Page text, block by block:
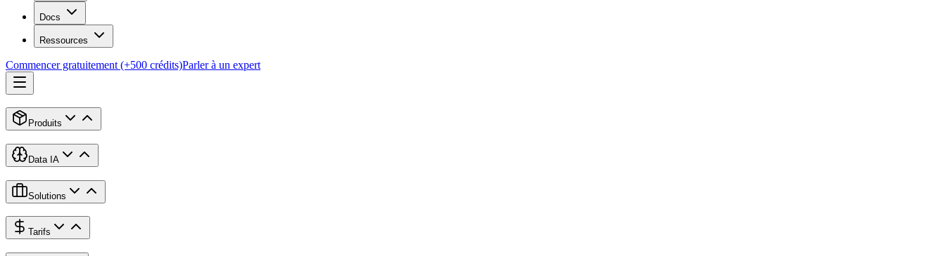
Docs
Ressources
Commencer gratuitement (+500 crédits)Parler à un expert
Produits
Data IA
Solutions
Tarifs